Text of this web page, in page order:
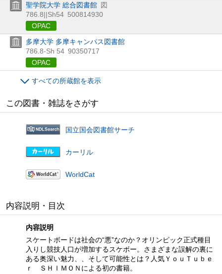
聖学院大学 総合図書館 図
786.8||Sh54 500814930
OPAC
多摩大学 多摩キャンパス図書館
786.8-Sh 54 90350717
OPAC
すべての所蔵館を表示
この図書・雑誌をさがす
国立国会図書館サーチ
カーリル
WorldCat
内容説明・目次
内容説明
スケートボードは社会の“悪”なのか？オリンピック正式種目
入りし競技人口が増加するスケボー。さまざまな誤解の裏に
ある奥深い魅力、、そして可能性とは？人気ＹｏｕＴｕｂｅ
ｒ ＳＨＩＭＯＮによる初の書籍。